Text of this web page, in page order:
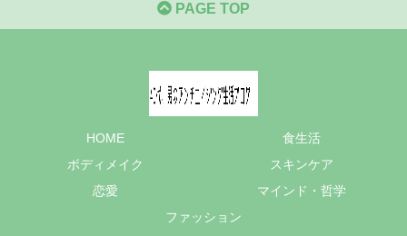
PAGE TOP
HOME
食生活
ボディメイク
スキンケア
恋愛
マインド・哲学
ファッション